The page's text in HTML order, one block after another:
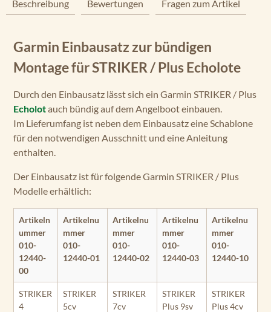
Beschreibung Bewertungen Fragen zum Artikel
Garmin Einbausatz zur bündigen
Montage für STRIKER / Plus Echolote
Durch den Einbausatz lässt sich ein Garmin STRIKER / Plus
Echolotauch bündig auf dem Angelboot einbauen.
Im Lieferumfang ist neben dem Einbausatz eine Schablone
für den notwendigen Ausschnitt und eine Anleitung
enthalten.
Der Einbausatz ist für folgende Garmin STRIKER / Plus
Modelle erhältlich:
Artikeln
ummer
010-
12440-
00
Artikelnu
mmer
010-
12440-01
Artikelnu
mmer
010-
12440-02
Artikelnu
mmer
010-
12440-03
Artikelnu
mmer
010-
12440-10
STRIKER
4
STRIKER
5cv
STRIKER
7cv
STRIKER
Plus 9sv
STRIKER
Plus 4cv